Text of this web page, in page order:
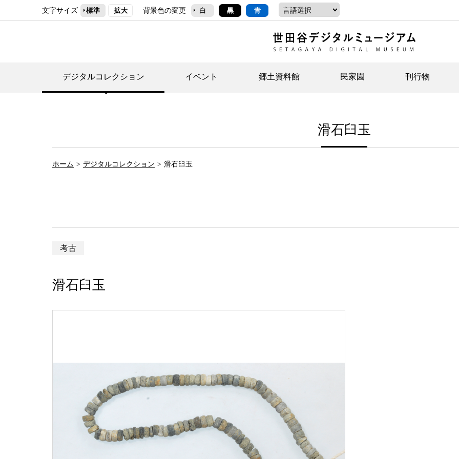
文字サイズ 標準 拡大 背景色の変更 白 黒 青
デジタルコレクション イベント 郷土資料館
イベント
常設展案内
民家園
イベント
団体利用について（社会科見学など）
刊行物
ジュニア講座
滑石臼玉
ホーム デジタルコレクション 滑石臼玉
考古
滑石臼玉